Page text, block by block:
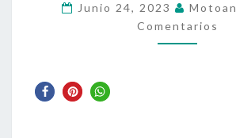
GÓNTAR,
PEDRO
Junio 24, 2023
Comentarios